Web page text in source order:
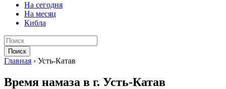
На сегодня
На месяц
Кибла
Поиск
Главная › Усть-Катав
Время намаза в г. Усть-Катав